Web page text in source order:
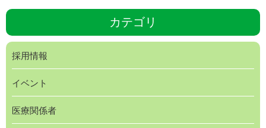
カテゴリ
採用情報
イベント
医療関係者